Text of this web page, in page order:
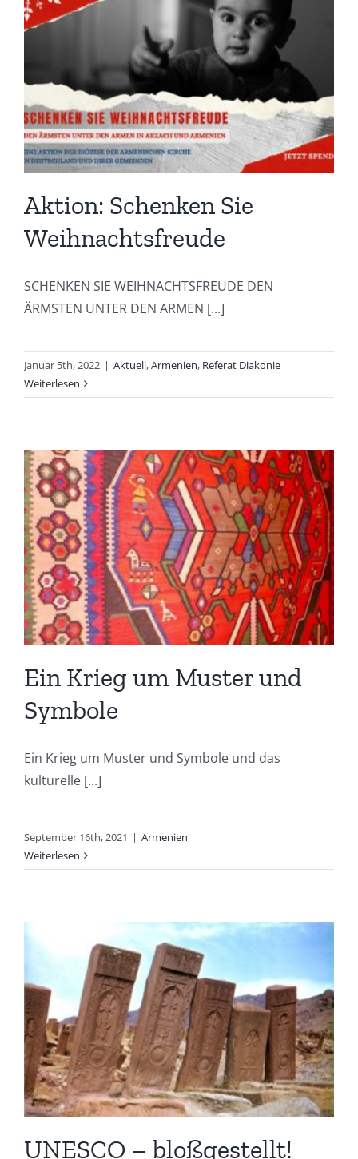
Aktion: Schenken Sie
Weihnachtsfreude
SCHENKEN SIE WEIHNACHTSFREUDE DEN
ÄRMSTEN UNTER DEN ARMEN [...]
Januar 5th, 2022 | Aktuell,Armenien, Referat Diakonie
Weiterlesen
Ein Krieg um Muster und
Symbole
Ein Krieg um Muster und Symbole und das
kulturelle [...]
September 16th, 2021 | Armenien
Weiterlesen
UNESCO – bloßgestellt!